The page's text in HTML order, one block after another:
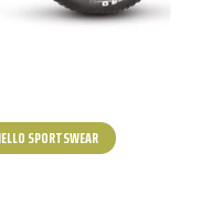
SPORTSWEAR